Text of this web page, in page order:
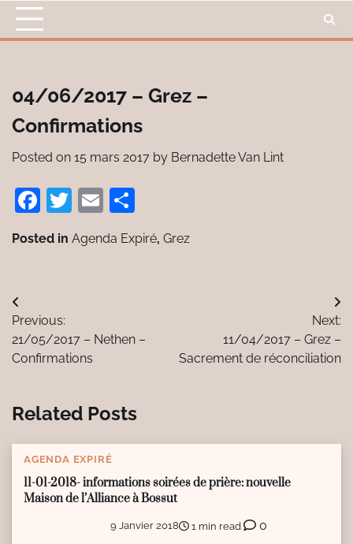
Skip
content
04/06/2017 – Grez –
Confirmations
Posted on 15 mars 2017 by Bernadette Van Lint
Facebook
Twitter
Email
Posted in Agenda Expiré, Grez
Navigation
de
l’article
Previous:
21/05/2017 – Nethen –
Confirmations
Next:
11/04/2017 – Grez –
Sacrement de réconciliation
Related Posts
AGENDA EXPIRÉ
11-01-2018- informations soirées de prière: nouvelle
Maison de l’Alliance à Bossut
9 Janvier 2018 1 min read 0